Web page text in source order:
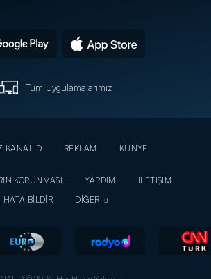
Tüm Uygulamalarımız
KANAL D REKLAM
KÜNYE
KORUNMASI
YARDIM
İLETİŞİM
HATA BİLDİR
DİĞER